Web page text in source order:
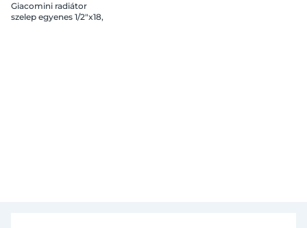
Giacomini radiátor
szelep egyenes 1/2"x18,